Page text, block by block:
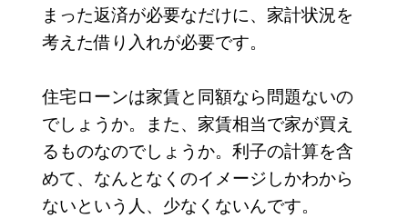
まった返済が必要なだけに、家計状況を
考えた借り入れが必要です。
住宅ローンは家賃と同額なら問題ないの
でしょうか。また、家賃相当で家が買え
るものなのでしょうか。利子の計算を含
めて、なんとなくのイメージしかわから
ないという人、少なくないんです。